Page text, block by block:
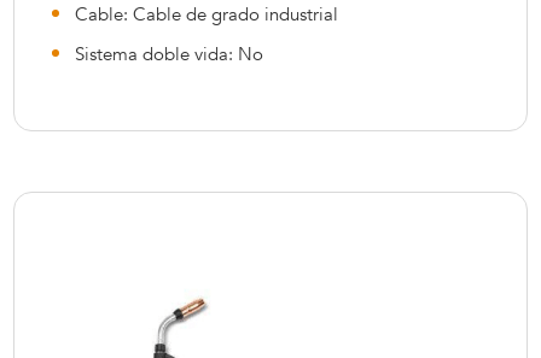
Cable: Cable de grado industrial
Sistema doble vida: No